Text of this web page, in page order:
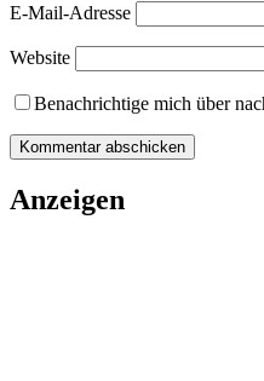
E-Mail-Adresse
Website
Benachrichtige mich über
Anzeigen